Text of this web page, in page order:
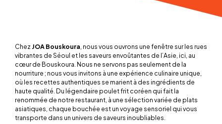
Chez JOA Bouskoura , nous vous ouvrons une fenêtre sur les rues
vibrantes de Séoul et les saveurs envoûtantes de l’Asie, ici, au
cœur de Bouskoura. Nous ne servons pas seulement de la
nourriture ; nous vous invitons à une expérience culinaire unique,
où les recettes authentiques se marient à des ingrédients de
haute qualité. Du légendaire poulet frit coréen qui fait la
renommée de notre restaurant, à une sélection variée de plats
asiatiques, chaque bouchée est un voyage sensoriel qui vous
transporte dans un univers de saveurs inoubliables.